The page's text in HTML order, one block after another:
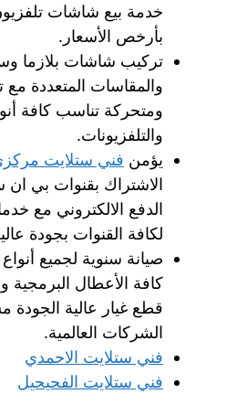
خدمة بيع شاشات
بأرخص الأسعار.
تركيب شاشات بلازما
والمقاسات المتعددة مع
ومتحركة تناسب كافة
والتلفزيونات.
يؤمن فني ستلايت
الاشتراك بقنوات بي ان
الدفع الالكتروني مع
لكافة القنوات بجودة
صيانة سنوية لجميع
كافة الأعطال البرمجية
قطع غيار عالية
الشركات العالمية.
فني ستلايت الاحمدي
فني ستلايت الفحيحيل